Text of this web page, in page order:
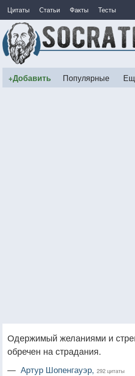
Цитаты Статьи Факты Тесты
+Добавить Популярные
Одержимый желаниями и
обречен на страдания.
— Артур Шопенгауэр, 292 цитаты